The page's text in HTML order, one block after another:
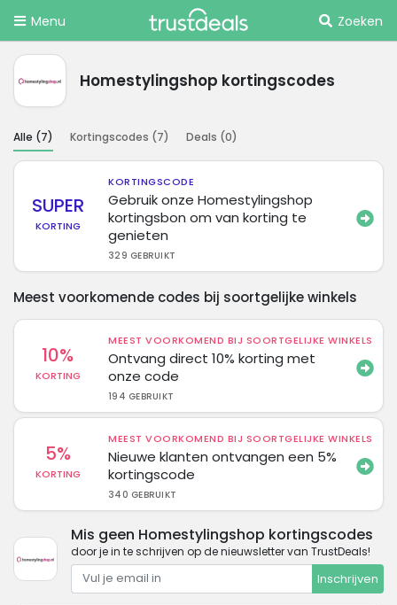
Menu Zoeken
Homestylingshop kortingscodes
Alle (7) Kortingscodes (7) Deals (0)
SUPER
KORTING
KORTINGSCODE
Gebruik onze Homestylingshop
kortingsbon om van korting te
genieten
329 GEBRUIKT
Meest voorkomende codes bij soortgelijke winkels
10%
KORTING
MEEST VOORKOMEND BIJ SOORTGELIJKE WINKELS
Ontvang direct 10% korting met
onze code
194 GEBRUIKT
5%
KORTING
MEEST VOORKOMEND BIJ SOORTGELIJKE WINKELS
Nieuwe klanten ontvangen een 5%
kortingscode
340 GEBRUIKT
Mis geen Homestylingshop kortingscodes
door je in te schrijven op de nieuwsletter van TrustDeals!
Inschrijven